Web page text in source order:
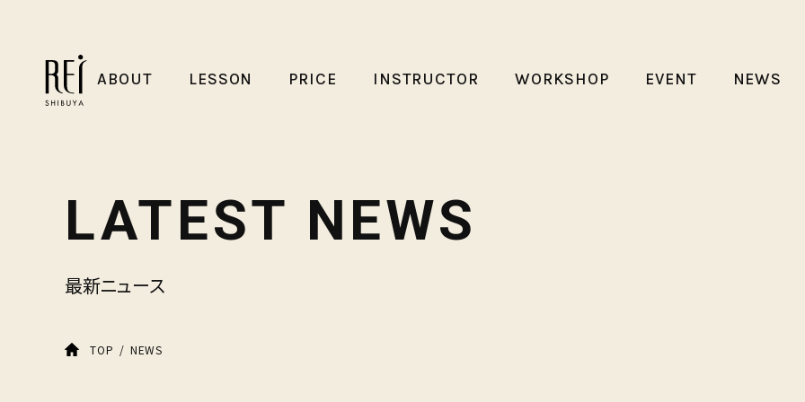
ABOUT LESSON PRICE INSTRUCTOR WORKSHOP EVENT NEWS
LATEST NEWS
最新ニュース
TOP NEWS